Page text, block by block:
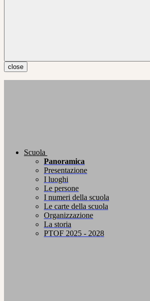
close
Scuola
Panoramica
Presentazione
I luoghi
Le persone
I numeri della scuola
Le carte della scuola
Organizzazione
La storia
PTOF 2025 - 2028